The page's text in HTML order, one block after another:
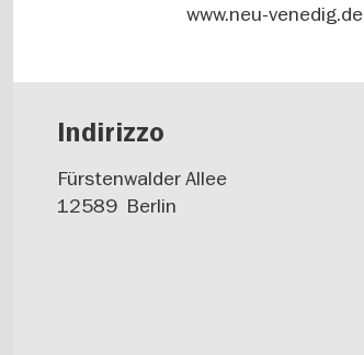
www.neu-venedig.de
Indirizzo
Fürstenwalder Allee
12589 Berlin